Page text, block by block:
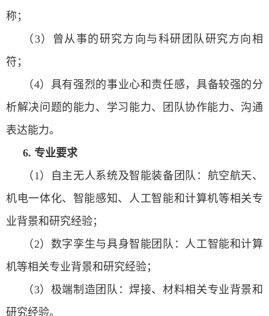
称；
（3）曾从事的研究方向与科研团队研究方向相
符；
（4）具有强烈的事业心和责任感，具备较强的分
析解决问题的能力、学习能力、团队协作能力、沟通
表达能力。
6. 专业要求
（1 ）自主无人系统及智能装备团队：航空航天、
机电一体化、智能感知、人工智能和计算机等相关专
业背景和研究经验；
（2）数字孪生与具身智能团队：人工智能和计算
机等相关专业背景和研究经验；
（3）极端制造团队：焊接、材料相关专业背景和
研究经验。